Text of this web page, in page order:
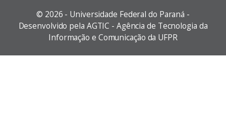
© 2026 - Universidade Federal do Paraná -
Desenvolvido pela AGTIC - Agência de Tecnologia da
Informação e Comunicação da UFPR